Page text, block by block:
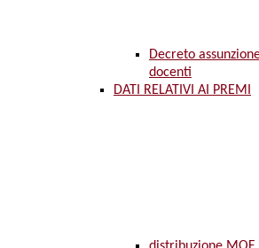
Decreto
docenti
DATI RELATIVI AI PREMI